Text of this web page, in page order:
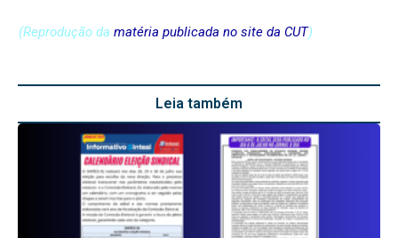
(Reprodução da matéria publicada no site da CUT)
Leia também